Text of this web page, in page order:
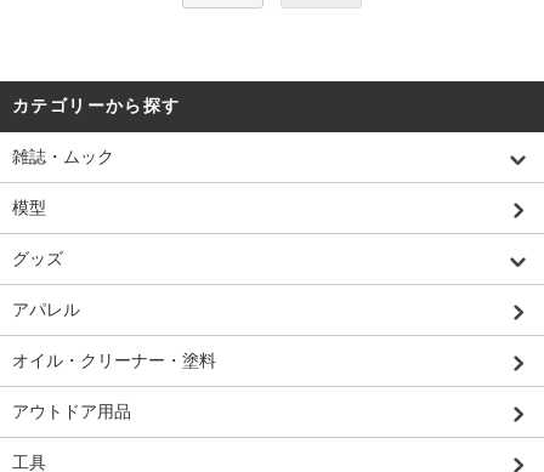
カテゴリーから探す
雑誌・ムック
模型
グッズ
アパレル
オイル・クリーナー・塗料
アウトドア用品
工具